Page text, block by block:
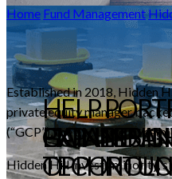
GAIN
PIONEER
HELP
EXPAND
Home Fund Management
Established in 2018, Hidden
private equity manager
(“GCP”), the exclusive
Hidden Hill invests minority,